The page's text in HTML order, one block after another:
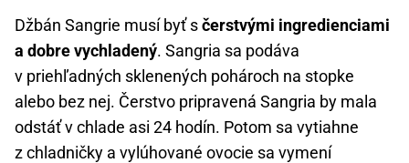
Džbán Sangrie musí byť sčerstvými ingredienciami
a dobre vychladený. Sangria sa podáva
v priehľadných sklenených pohároch na stopke
alebo bez nej. Čerstvo pripravená Sangria by mala
odstáť v chlade asi 24 hodín. Potom sa vytiahne
z chladničky a vylúhované ovocie sa vymení